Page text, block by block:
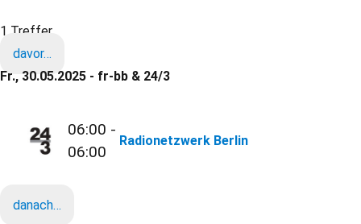
1 Treffer
davor…
Fr., 30.05.2025 - fr-bb & 24/3
06:00 -
06:00
Radionetzwerk Berlin
danach…